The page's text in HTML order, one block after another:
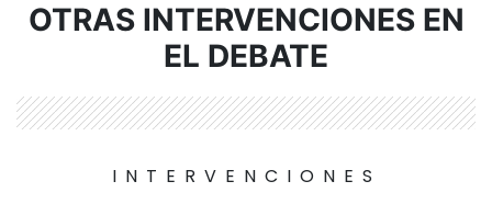
OTRAS INTERVENCIONES EN
EL DEBATE
INTERVENCIONES